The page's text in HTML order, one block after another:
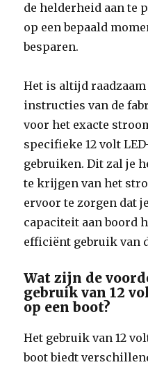
de helderheid aan te
op een bepaald
besparen.
Het is altijd
instructies van de
voor het exacte
specifieke 12 volt
gebruiken. Dit zal je
te krijgen van het
ervoor te zorgen dat
capaciteit aan boord
efficiënt gebruik van
Wat zijn de
gebruik van 12
op een boot?
Het gebruik van 12
boot biedt